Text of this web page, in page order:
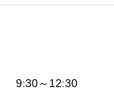
9:30～12:30